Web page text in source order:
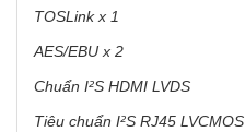
TOSLink x 1
AES/EBU x 2
Chuẩn I²S HDMI LVDS
Tiêu chuẩn I²S RJ45 LVCMOS